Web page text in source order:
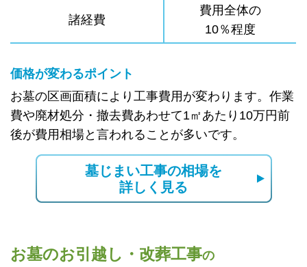
諸経費
費用全体の
10％程度
価格が変わるポイント
お墓の区画面積により工事費用が変わります。作業
費や廃材処分・撤去費あわせて1㎡あたり10万円前
後が費用相場と言われることが多いです。
墓じまい工事の相場を
詳しく見る
お墓のお引越し・改葬工事の